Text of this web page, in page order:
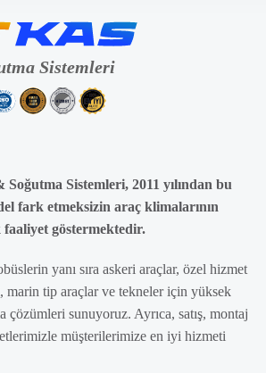
Sistemleri, 2011 yılından bu
fark etmeksizin araç klimalarının
göstermektedir.
yanı sıra askeri araçlar, özel hizmet
marin tip araçlar ve tekneler için yüksek
çözümleri sunuyoruz. Ayrıca, satış, montaj
müşterilerimize en iyi hizmeti